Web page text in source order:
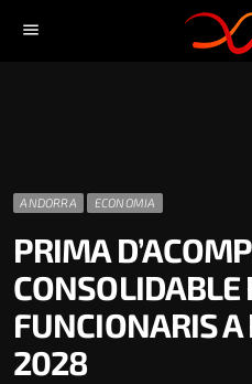
menu
ANDORRA ECONOMIA
PRIMA
CONSOLIDABLE
FUNCIONARIS A
2028